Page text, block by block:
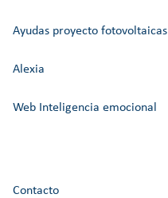
Ayudas proyecto fotovoltaicas
Alexia
Web Inteligencia emocional
Contacto